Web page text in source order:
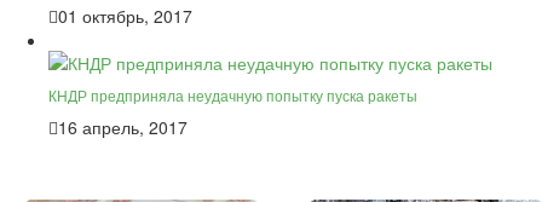
01 октябрь, 2017
КНДР предприняла неудачную попытку пуска ракеты
16 апрель, 2017